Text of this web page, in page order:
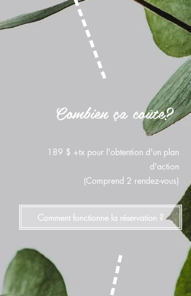
Combien ça coûte?
189 $ +tx pour l'obtention d'un plan
d'action
(Comprend 2 rendez-vous)
Comment fonctionne la réservation ?